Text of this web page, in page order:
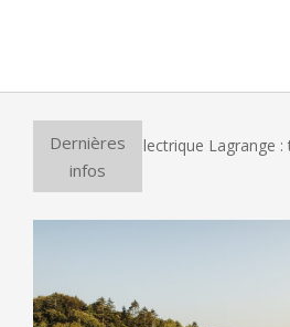
Dernières
infos
à pizza électrique Lagrange : tient-il